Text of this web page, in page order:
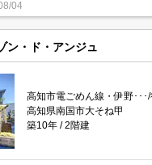
04
ン・ド・アンジュ
高知市電ごめん線・伊野･･
高知県南国市大そね甲
築10年
2階建